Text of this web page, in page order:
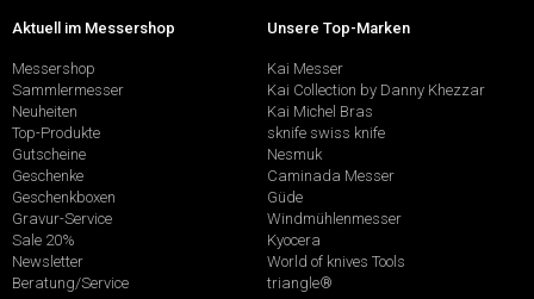
Aktuell im Messershop
Messershop
Sammlermesser
Neuheiten
Top-Produkte
Gutscheine
Geschenke
Geschenkboxen
Gravur-Service
Sale 20%
Newsletter
Beratung/Service
Unsere Top-Marken
Kai Messer
Kai Collection by Danny Khezzar
Kai Michel Bras
sknife swiss knife
Nesmuk
Caminada Messer
Güde
Windmühlenmesser
Kyocera
World of knives Tools
triangle®